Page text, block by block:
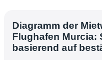
Diagramm der
Flughafen Murcia:
basierend auf